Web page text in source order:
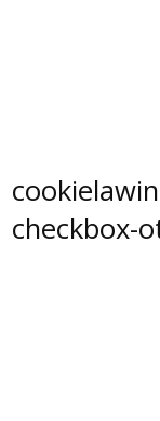
checkbox-